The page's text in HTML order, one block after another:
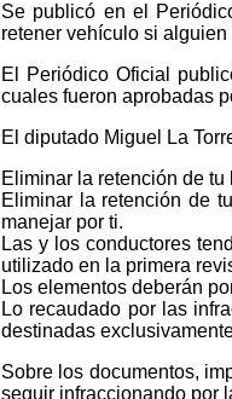
Se publicó en el
retener vehículo si
El Periódico Oficial
cuales fueron aprobadas
El diputado Miguel La
Eliminar la retención de
Eliminar la retención de
manejar por ti.
Las y los conductores
utilizado en la primera
Los elementos deberán
Lo recaudado por las
destinadas
Sobre los documentos,
seguir infraccionando por